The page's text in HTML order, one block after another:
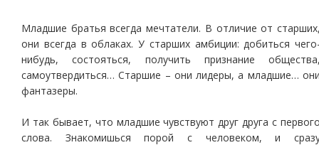
Младшие братья всегда мечтатели. В отличие от
они всегда в облаках. У старших амбиции: добиться
нибудь, состояться, получить признание
самоутвердиться… Старшие – они лидеры, а младшие…
фантазеры.
И так бывает, что младшие чувствуют друг друга с
слова. Знакомишься порой с человеком, и